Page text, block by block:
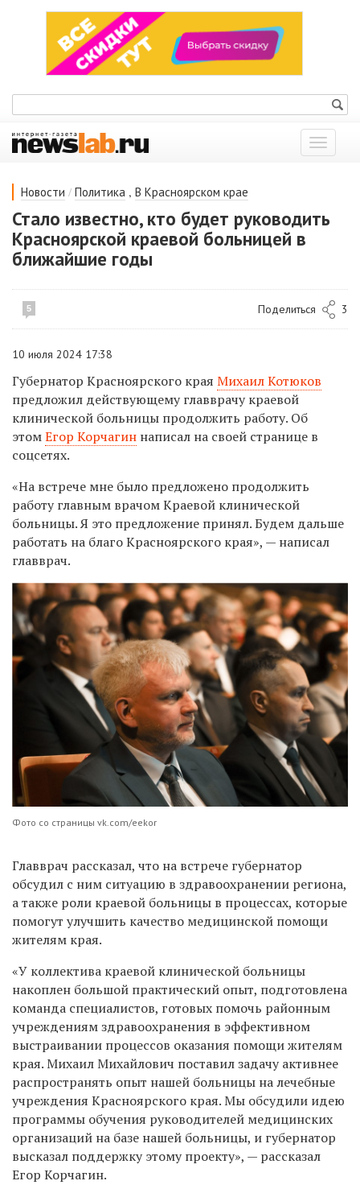
Показать
меню
Новости / Политика , В Красноярском крае
Стало известно, кто будет руководить
Красноярской краевой больницей в
ближайшие годы
5 Поделиться 3
10 июля 2024 17:38
Губернатор Красноярского края Михаил Котюков
предложил действующему главврачу краевой
клинической больницы продолжить работу. Об
этомЕгор Корчагин написал на своей странице в
соцсетях.
«На встрече мне было предложено продолжить
работу главным врачом Краевой клинической
больницы. Я это предложение принял. Будем дальше
работать на благо Красноярского края», — написал
главврач.
Фото со страницы vk.com/eekor
Главврач рассказал, что на встрече губернатор
обсудил с ним ситуацию в здравоохранении региона,
а также роли краевой больницы в процессах, которые
помогут улучшить качество медицинской помощи
жителям края.
«У коллектива краевой клинической больницы
накоплен большой практический опыт, подготовлена
команда специалистов, готовых помочь районным
учреждениям здравоохранения в эффективном
выстраивании процессов оказания помощи жителям
края. Михаил Михайлович поставил задачу активнее
распространять опыт нашей больницы на лечебные
учреждения Красноярского края. Мы обсудили идею
программы обучения руководителей медицинских
организаций на базе нашей больницы, и губернатор
высказал поддержку этому проекту», — рассказал
Егор Корчагин.